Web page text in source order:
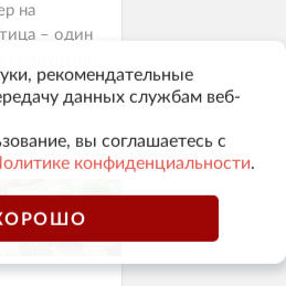
на
на
и с тем
внима...
рекомендательные
данных службам веб-
вы соглашаетесь с
конфиденциальности.